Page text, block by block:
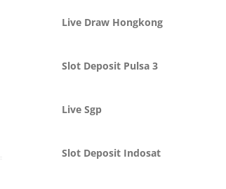
Live Draw Hongkong
Slot Deposit Pulsa 3
Live Sgp
Slot Deposit Indosat